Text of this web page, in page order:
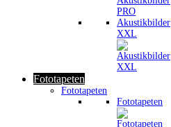
Akustikbilder
XXL
Fototapeten
Fototapeten
Fototapeten